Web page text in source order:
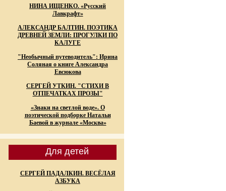
НИНА ИЩЕНКО. «Русский
Лавкрафт»
АЛЕКСАНДР БАЛТИН. ПОЭТИКА
ДРЕВНЕЙ ЗЕМЛИ: ПРОГУЛКИ ПО
КАЛУГЕ
"Необычный путеводитель": Ирина
Соляная о книге Александра
Евсюкова
СЕРГЕЙ УТКИН. "СТИХИ В
ОТПЕЧАТКАХ ПРОЗЫ"
«Знаки на светлой воде». О
поэтической подборке Натальи
Баевой в журнале «Москва»
Для детей
СЕРГЕЙ ПАДАЛКИН. ВЕСЁЛАЯ
АЗБУКА